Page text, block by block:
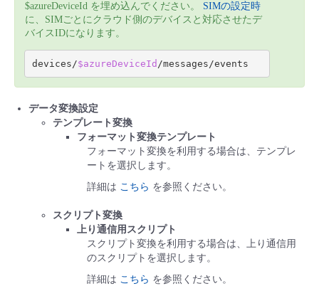
$azureDeviceId を埋め込んでください。 SIMの設定時
に、SIMごとにクラウド側のデバイスと対応させたデ
バイスIDになります。
devices/$azureDeviceId
データ変換設定
テンプレート変換
フォーマット変換テンプレート
フォーマット変換を利用する場合は、テンプレ
ートを選択します。
詳細は こちら を参照ください。
スクリプト変換
上り通信用スクリプト
スクリプト変換を利用する場合は、上り通信用
のスクリプトを選択します。
詳細は こちら を参照ください。